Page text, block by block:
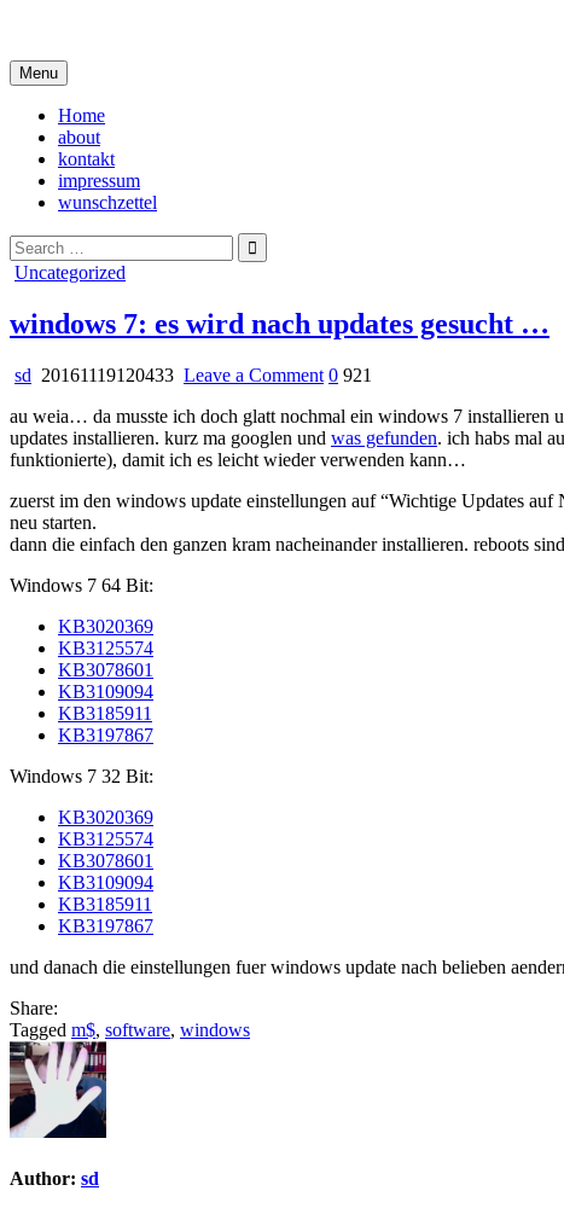
content
Menu
Home
about
kontakt
impressum
wunschzettel
Search
for:
Posted
Uncategorized
windows 7: es wird nach updates gesucht …
sd 20161119120433 Leave a Commenton
7:
es
wird
updates
…
0 921
au weia… da musste ich doch glatt nochmal ein windows 7 installieren
updates installieren. kurz ma googlen und was gefunden. ich habs mal
funktionierte), damit ich es leicht wieder verwenden kann…
zuerst im den windows update einstellungen auf “Wichtige Updates
neu starten.
dann die einfach den ganzen kram nacheinander installieren. reboots
Windows 7 64 Bit:
KB3020369
KB3125574
KB3078601
KB3109094
KB3185911
KB3197867
Windows 7 32 Bit:
KB3020369
KB3125574
KB3078601
KB3109094
KB3185911
KB3197867
und danach die einstellungen fuer windows update nach belieben
Share:
Tagged m$, software, windows
Author: sd